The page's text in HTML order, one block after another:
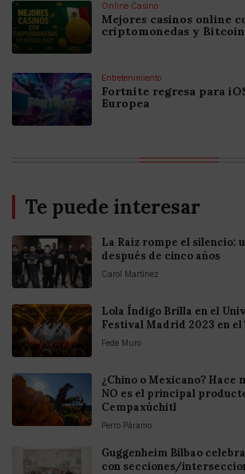
Online Casino
Mejores casinos online
criptomonedas y
Entretenimiento
Fortnite regresa para
Europea
Te puede interesar
La Raíz rompe el silencio:
después de cinco años
Carol Martínez
Lola Índigo Brilla en el
Festival Madrid 2023 en el
Fede Muro
¿Chino o Mexicano? Hace
NO es el principal
Cempaxúchitl
Perro Páramo
Guggenheim Bilbao
con secciones/